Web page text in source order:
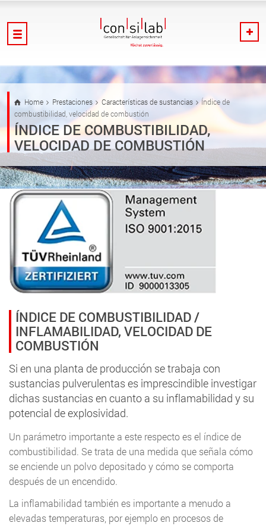
Home Prestaciones Características de sustancias
Índice de
combustibilidad, velocidad de combustión
ÍNDICE DE COMBUSTIBILIDAD,
VELOCIDAD DE COMBUSTIÓN
ÍNDICE DE COMBUSTIBILIDAD /
INFLAMABILIDAD, VELOCIDAD DE
COMBUSTIÓN
Si en una planta de producción se trabaja con
sustancias pulverulentas es imprescindible investigar
dichas sustancias en cuanto a su inflamabilidad y su
potencial de explosividad.
Un parámetro importante a este respecto es el índice de
combustibilidad. Se trata de una medida que señala cómo
se enciende un polvo depositado y cómo se comporta
después de un encendido.
La inflamabilidad también es importante a menudo a
elevadas temperaturas, por ejemplo en procesos de